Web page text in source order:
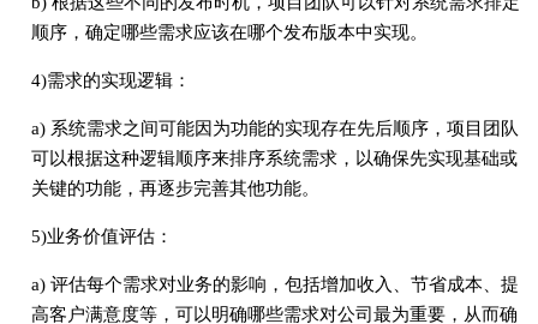
顺序，确定哪些需求应该在哪个发布版本中实现。
4)需求的实现逻辑：
a) 系统需求之间可能因为功能的实现存在先后顺序，项目团队
可以根据这种逻辑顺序来排序系统需求，以确保先实现基础或
关键的功能，再逐步完善其他功能。
5)业务价值评估：
a) 评估每个需求对业务的影响，包括增加收入、节省成本、提
高客户满意度等，可以明确哪些需求对公司最为重要，从而确